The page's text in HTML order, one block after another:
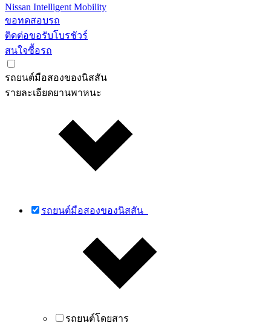
Nissan Intelligent Mobility
ขอทดสอบรถ
ติดต่อขอรับโบรชัวร์
สนใจซื้อรถ
รถยนต์มือสองของนิสสัน
รายละเอียดยานพาหนะ
รถยนต์มือสองของนิสสัน
รถยนต์โดยสาร